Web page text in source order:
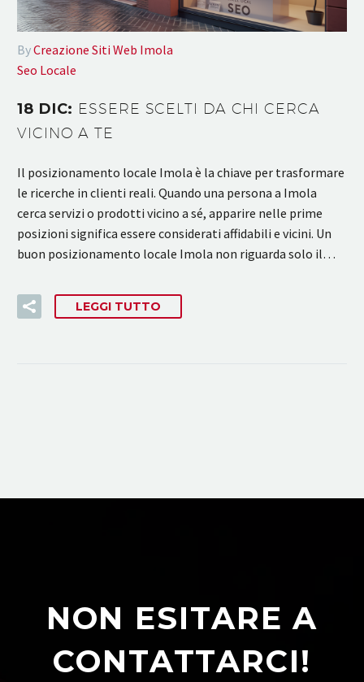
ByCreazione Siti Web Imola
Seo Locale
18 DIC: ESSERE SCELTI DA CHI CERCA
VICINO A TE
Il posizionamento locale Imola è la chiave per trasformare
le ricerche in clienti reali. Quando una persona a Imola
cerca servizi o prodotti vicino a sé, apparire nelle prime
posizioni significa essere considerati affidabili e vicini. Un
buon posizionamento locale Imola non riguarda solo il…
LEGGI TUTTO
NON ESITARE A
CONTATTARCI!